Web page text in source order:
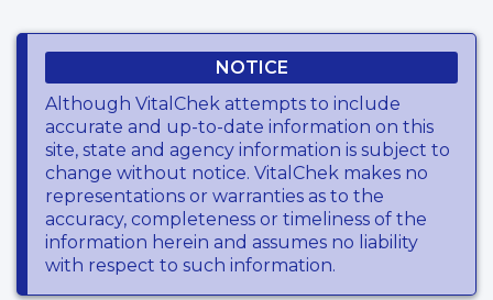
NOTICE
Although VitalChek attempts to include
accurate and up-to-date information on this
site, state and agency information is subject to
change without notice. VitalChek makes no
representations or warranties as to the
accuracy, completeness or timeliness of the
information herein and assumes no liability
with respect to such information.